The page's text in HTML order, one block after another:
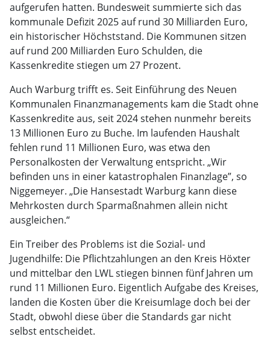
aufgerufen hatten. Bundesweit summierte sich das
kommunale Defizit 2025 auf rund 30 Milliarden Euro,
ein historischer Höchststand. Die Kommunen sitzen
auf rund 200 Milliarden Euro Schulden, die
Kassenkredite stiegen um 27 Prozent.
Auch Warburg trifft es. Seit Einführung des Neuen
Kommunalen Finanzmanagements kam die Stadt ohne
Kassenkredite aus, seit 2024 stehen nunmehr bereits
13 Millionen Euro zu Buche. Im laufenden Haushalt
fehlen rund 11 Millionen Euro, was etwa den
Personalkosten der Verwaltung entspricht. „Wir
befinden uns in einer katastrophalen Finanzlage”, so
Niggemeyer. „Die Hansestadt Warburg kann diese
Mehrkosten durch Sparmaßnahmen allein nicht
ausgleichen.“
Ein Treiber des Problems ist die Sozial- und
Jugendhilfe: Die Pflichtzahlungen an den Kreis Höxter
und mittelbar den LWL stiegen binnen fünf Jahren um
rund 11 Millionen Euro. Eigentlich Aufgabe des Kreises,
landen die Kosten über die Kreisumlage doch bei der
Stadt, obwohl diese über die Standards gar nicht
selbst entscheidet.